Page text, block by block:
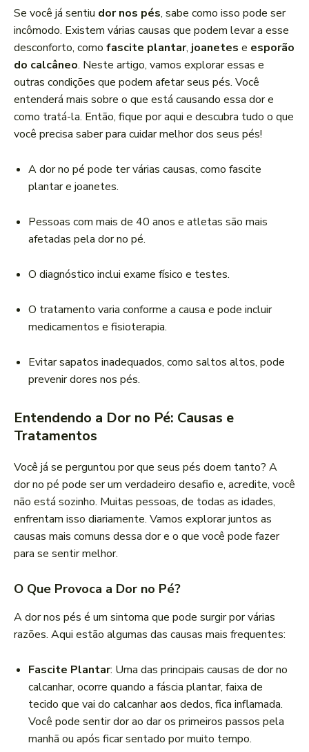
d
o
r
d
e
á
u
d
o
Se você já sentiu dor nos pés, sabe como isso pode ser
incômodo. Existem várias causas que podem levar a esse
desconforto, como fascite plantar, joanetes e esporão
do calcâneo. Neste artigo, vamos explorar essas e
outras condições que podem afetar seus pés. Você
entenderá mais sobre o que está causando essa dor e
como tratá-la. Então, fique por aqui e descubra tudo o que
você precisa saber para cuidar melhor dos seus pés!
A dor no pé pode ter várias causas, como fascite
plantar e joanetes.
Pessoas com mais de 40 anos e atletas são mais
afetadas pela dor no pé.
O diagnóstico inclui exame físico e testes.
O tratamento varia conforme a causa e pode incluir
medicamentos e fisioterapia.
Evitar sapatos inadequados, como saltos altos, pode
prevenir dores nos pés.
Entendendo a Dor no Pé: Causas e
Tratamentos
Você já se perguntou por que seus pés doem tanto? A
dor no pé pode ser um verdadeiro desafio e, acredite, você
não está sozinho. Muitas pessoas, de todas as idades,
enfrentam isso diariamente. Vamos explorar juntos as
causas mais comuns dessa dor e o que você pode fazer
para se sentir melhor.
O Que Provoca a Dor no Pé?
A dor nos pés é um sintoma que pode surgir por várias
razões. Aqui estão algumas das causas mais frequentes:
Fascite Plantar: Uma das principais causas de dor no
calcanhar, ocorre quando a fáscia plantar, faixa de
tecido que vai do calcanhar aos dedos, fica inflamada.
Você pode sentir dor ao dar os primeiros passos pela
manhã ou após ficar sentado por muito tempo.